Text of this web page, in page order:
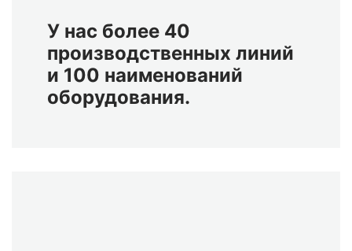
У нас более 40
производственных линий
и 100 наименований
оборудования.